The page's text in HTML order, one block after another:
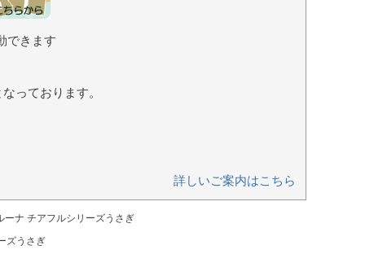
できます
っております。
詳しいご案内はこちら
ナ チアフルシリーズうさぎ
ズうさぎ